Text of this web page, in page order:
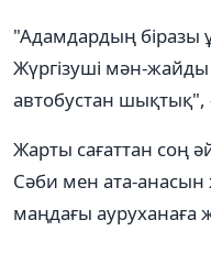
"Адамдардың біразы
Жүргізуші мән-жайды
автобустан шықтық", -
Жарты сағаттан соң
Сәби мен ата-
маңдағы ауруханаға